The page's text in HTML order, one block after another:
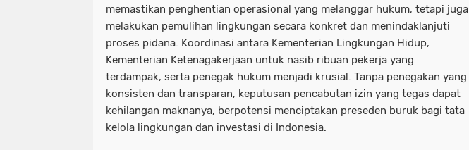
memastikan penghentian operasional yang melanggar hukum, tetapi juga
melakukan pemulihan lingkungan secara konkret dan menindaklanjuti
proses pidana. Koordinasi antara Kementerian Lingkungan Hidup,
Kementerian Ketenagakerjaan untuk nasib ribuan pekerja yang
terdampak, serta penegak hukum menjadi krusial. Tanpa penegakan yang
konsisten dan transparan, keputusan pencabutan izin yang tegas dapat
kehilangan maknanya, berpotensi menciptakan preseden buruk bagi tata
kelola lingkungan dan investasi di Indonesia.